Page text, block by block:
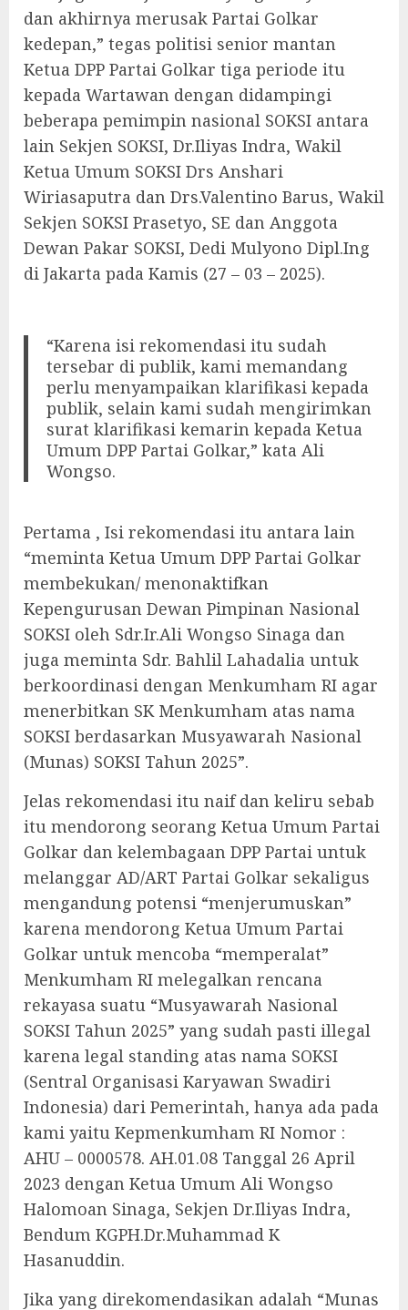
dan akhirnya merusak Partai Golkar
kedepan,” tegas politisi senior mantan
Ketua DPP Partai Golkar tiga periode itu
kepada Wartawan dengan didampingi
beberapa pemimpin nasional SOKSI antara
lain Sekjen SOKSI, Dr.Iliyas Indra, Wakil
Ketua Umum SOKSI Drs Anshari
Wiriasaputra dan Drs.Valentino Barus, Wakil
Sekjen SOKSI Prasetyo, SE dan Anggota
Dewan Pakar SOKSI, Dedi Mulyono Dipl.Ing
di Jakarta pada Kamis (27 – 03 – 2025).
“Karena isi rekomendasi itu sudah
tersebar di publik, kami memandang
perlu menyampaikan klarifikasi kepada
publik, selain kami sudah mengirimkan
surat klarifikasi kemarin kepada Ketua
Umum DPP Partai Golkar,” kata Ali
Wongso.
Pertama , Isi rekomendasi itu antara lain
“meminta Ketua Umum DPP Partai Golkar
membekukan/ menonaktifkan
Kepengurusan Dewan Pimpinan Nasional
SOKSI oleh Sdr.Ir.Ali Wongso Sinaga dan
juga meminta Sdr. Bahlil Lahadalia untuk
berkoordinasi dengan Menkumham RI agar
menerbitkan SK Menkumham atas nama
SOKSI berdasarkan Musyawarah Nasional
(Munas) SOKSI Tahun 2025”.
Jelas rekomendasi itu naif dan keliru sebab
itu mendorong seorang Ketua Umum Partai
Golkar dan kelembagaan DPP Partai untuk
melanggar AD/ART Partai Golkar sekaligus
mengandung potensi “menjerumuskan”
karena mendorong Ketua Umum Partai
Golkar untuk mencoba “memperalat”
Menkumham RI melegalkan rencana
rekayasa suatu “Musyawarah Nasional
SOKSI Tahun 2025” yang sudah pasti illegal
karena legal standing atas nama SOKSI
(Sentral Organisasi Karyawan Swadiri
Indonesia) dari Pemerintah, hanya ada pada
kami yaitu Kepmenkumham RI Nomor :
AHU – 0000578. AH.01.08 Tanggal 26 April
2023 dengan Ketua Umum Ali Wongso
Halomoan Sinaga, Sekjen Dr.Iliyas Indra,
Bendum KGPH.Dr.Muhammad K
Hasanuddin.
Jika yang direkomendasikan adalah “Munas